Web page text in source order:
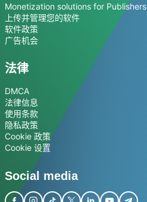
Monetization solutions for Publishers
上传并管理您的软件
软件政策
广告机会
法律
DMCA
法律信息
使用条款
隐私政策
Cookie 政策
Cookie 设置
Social media